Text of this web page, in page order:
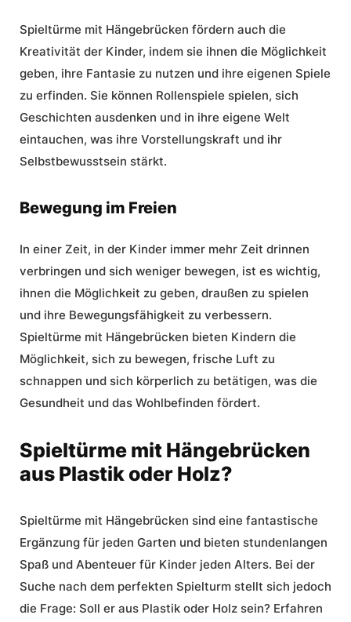
Spieltürme mit Hängebrücken fördern auch die
Kreativität der Kinder, indem sie ihnen die Möglichkeit
geben, ihre Fantasie zu nutzen und ihre eigenen Spiele
zu erfinden. Sie können Rollenspiele spielen, sich
Geschichten ausdenken und in ihre eigene Welt
eintauchen, was ihre Vorstellungskraft und ihr
Selbstbewusstsein stärkt.
Bewegung im Freien
In einer Zeit, in der Kinder immer mehr Zeit drinnen
verbringen und sich weniger bewegen, ist es wichtig,
ihnen die Möglichkeit zu geben, draußen zu spielen
und ihre Bewegungsfähigkeit zu verbessern.
Spieltürme mit Hängebrücken bieten Kindern die
Möglichkeit, sich zu bewegen, frische Luft zu
schnappen und sich körperlich zu betätigen, was die
Gesundheit und das Wohlbefinden fördert.
Spieltürme mit Hängebrücken
aus Plastik oder Holz?
Spieltürme mit Hängebrücken sind eine fantastische
Ergänzung für jeden Garten und bieten stundenlangen
Spaß und Abenteuer für Kinder jeden Alters. Bei der
Suche nach dem perfekten Spielturm stellt sich jedoch
die Frage: Soll er aus Plastik oder Holz sein? Erfahren